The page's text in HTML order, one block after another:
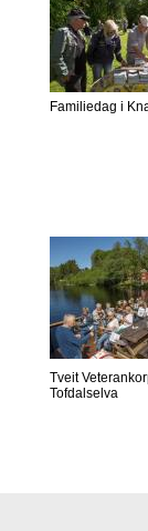
Familiedag i
Tveit
Tofdalselva